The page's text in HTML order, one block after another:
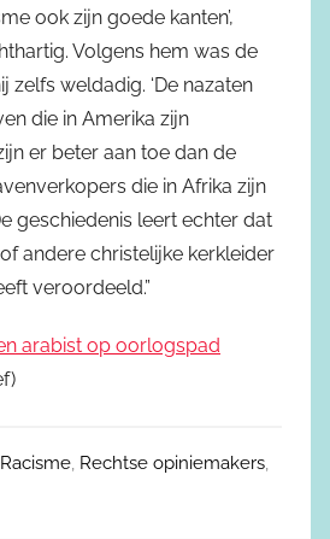
ook zijn goede kanten’,
Volgens hem was de
zelfs weldadig. ‘De nazaten
die in Amerika zijn
er beter aan toe dan de
die in Afrika zijn
geschiedenis leert echter dat
andere christelijke kerkleider
veroordeeld.”
arabist op oorlogspad
Racisme, Rechtse opiniemakers,